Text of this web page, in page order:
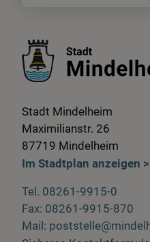
Stadt Mindelheim
Maximilianstr. 26
87719 Mindelheim
Im Stadtplan anzeigen
Tel. 08261-9915-0
Fax: 08261-9915-870
Mail: